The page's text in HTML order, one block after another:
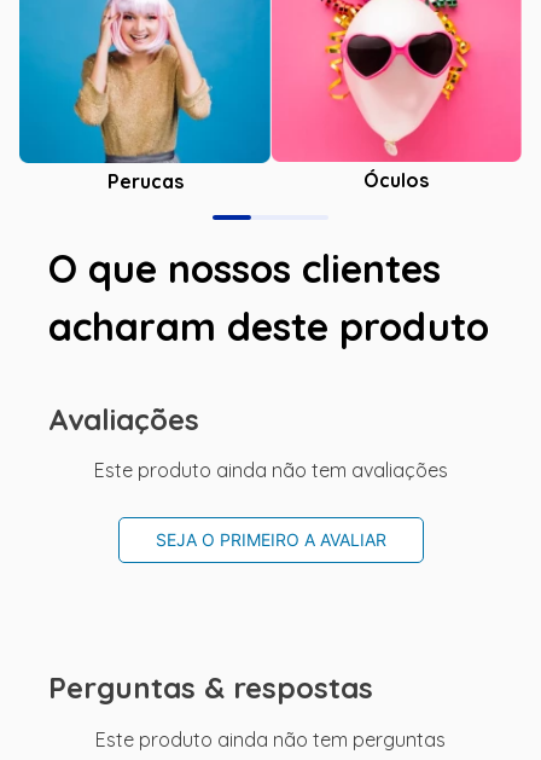
Perucas Óculos
O que nossos clientes
acharam deste produto
Avaliações
Este produto ainda não tem avaliações
SEJA O PRIMEIRO A AVALIAR
Perguntas & respostas
Este produto ainda não tem perguntas